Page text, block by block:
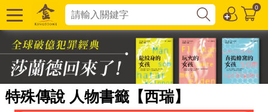
0
特殊傳說 人物書籤【西瑞】